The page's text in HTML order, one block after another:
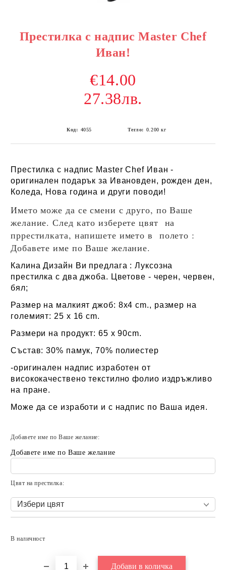
Престилка с надпис Master Chef
Иван!
€14.00
27.38лв.
Код: 4055 Тегло: 0.200 кг
Престилка с надпис Master Chef Иван -
оригинален подарък за Ивановден, рожден ден,
Коледа, Нова година и други поводи!
Името може да се смени с друго, по Ваше
желание. След като изберете цвят на
пррестилката, напишете името в полето :
Добавете име по Ваше желание.
Калина Дизайн Ви предлага : Луксозна
престилка с два джоба. Цветове - черен, червен,
бял;
Размер на малкият джоб: 8x4 cm., размер на
големият: 25 x 16 cm.
Размери на продукт: 65 x 90cm.
Състав: 30% памук, 70% полиестер
-оригинален надпис изработен от
висококачествено текстилно фолио издръжливо
на пране.
Може да се изработи и с надпис по Ваша идея.
Добавете име по Ваше желание:
Добавете име по Ваше желание
Цвят на престилка:
В наличност